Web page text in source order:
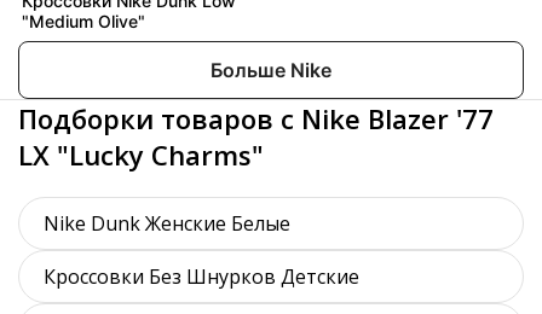
"Medium Olive"
Больше Nike
Подборки товаров с Nike Blazer '77
LX "Lucky Charms"
Nike Dunk Женские Белые
Кроссовки Без Шнурков Детские